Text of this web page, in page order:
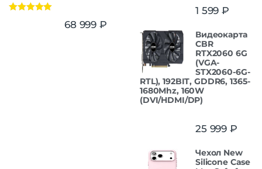
68 999 ₽
1 599 ₽
Видеокарта
CBR
RTX2060 6G
(VGA-
STX2060-6G-
RTL), 192BIT, GDDR6, 1365-
1680Mhz, 160W
(DVI/HDMI/DP)
25 999 ₽
Чехол New
Silicone Case